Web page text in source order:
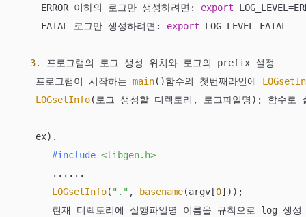
     ERROR 이하의 로그만 생성하려면:
export
     FATAL 로그만 생성하려면:
export LOG_LEVEL=FATAL
3.
프로그램의 로그 생성 위치와 로그의 prefix 설정
    프로그램이 시작하는
main()함수의 첫번째라인에
LOGsetInfo(로그 생성할 디렉토리, 로그파일명); 함수로
    ex).
#include <libgen.h>
       ......
LOGsetInfo( "." , basename(argv[0]));
현재 디렉토리에 실행파일명 이름을 규칙으로 log 생성